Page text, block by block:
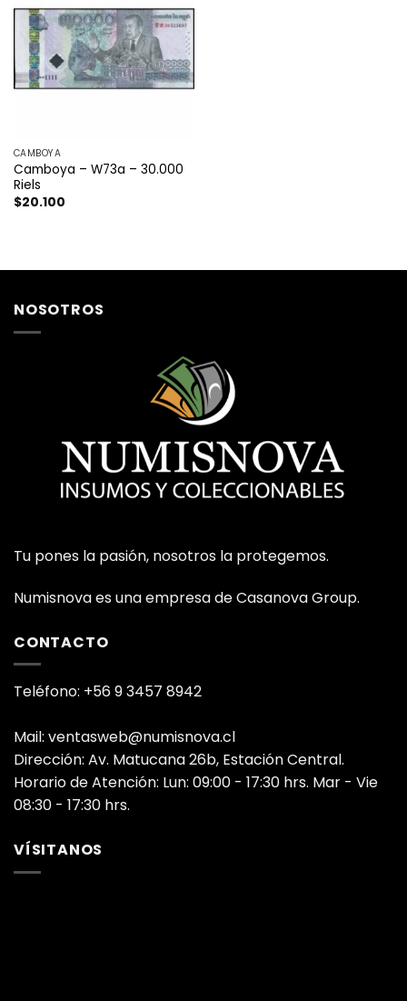
CAMBOYA
Camboya – W73a – 30.000
Riels
$20.100
NOSOTROS
Tu pones la pasión, nosotros la protegemos.
Numisnova es una empresa de Casanova Group.
CONTACTO
Teléfono: +56 9 3457 8942
Mail: ventasweb@numisnova.cl
Dirección: Av. Matucana 26b, Estación Central.
Horario de Atención: Lun: 09:00 - 17:30 hrs. Mar - Vie
08:30 - 17:30 hrs.
VÍSITANOS